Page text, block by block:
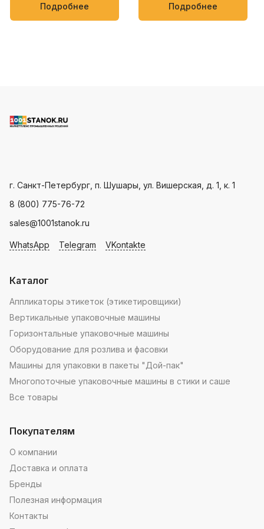
изделий, овощей и фруктов
Подробнее
полотенца, салфетки,
пищевые и бытовые
Подробнее
г. Санкт-Петербург, п. Шушары, ул. Вишерская, д. 1, к. 1
8 (800) 775-76-72
sales@1001stanok.ru
WhatsApp Telegram VKontakte
Каталог
Аппликаторы этикеток (этикетировщики)
Вертикальные упаковочные машины
Горизонтальные упаковочные машины
Оборудование для розлива и фасовки
Машины для упаковки в пакеты "Дой-пак"
Многопоточные упаковочные машины в стики и саше
Все товары
Покупателям
О компании
Доставка и оплата
Бренды
Полезная информация
Контакты